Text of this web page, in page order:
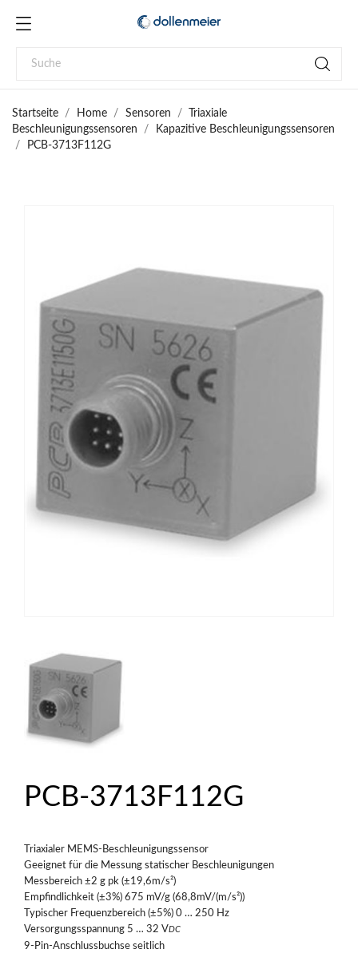
Startseite Home Sensoren
Triaxiale
Beschleunigungssensoren
Kapazitive Beschleunigungssensoren
PCB-3713F112G
PCB-3713F112G
Triaxialer MEMS-Beschleunigungssensor
Geeignet für die Messung statischer Beschleunigungen
Messbereich ±2 g pk (±19,6m/s²)
Empfindlichkeit (±3%) 675 mV/g (68,8mV/(m/s²))
Typischer Frequenzbereich (±5%) 0 … 250 Hz
Versorgungsspannung 5 … 32 VDC
9-Pin-Anschlussbuchse seitlich